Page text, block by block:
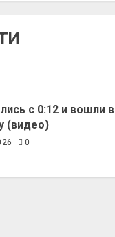
с 0:12 и вошли в
(видео)
0